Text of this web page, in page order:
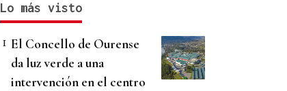
Lo más visto
El Concello de Ourense
da luz verde a una
intervención en el centro